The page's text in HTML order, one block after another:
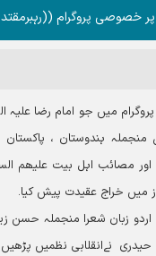
پر خصوصی پروگرام
میں جو امام رضا علیہ
ہندوستان ، پاکستان
مصائب اہل بیت علیھم
میں خراج عقیدت پیش کیا۔
زبان شعرا منجملہ حسن
نےانقلابی نظمیں